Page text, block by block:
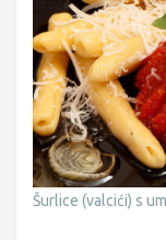
Šurlice (valcići) s